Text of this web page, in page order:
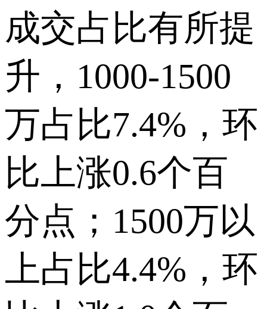
成交占比有所提
升，1000-1500
万占比7.4%，环
比上涨0.6个百
分点；1500万以
上占比4.4%，环